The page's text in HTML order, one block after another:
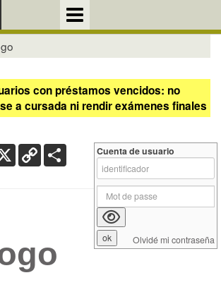
con préstamos vencidos: no
a cursada ni rendir exámenes finales
X Copy
Link
Cuenta de usuario
Olvidé mi contraseña